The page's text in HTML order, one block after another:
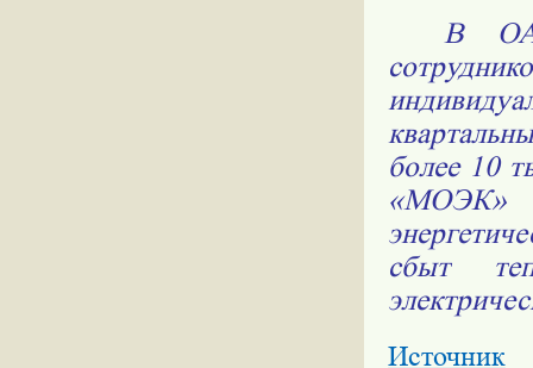
В
более 10
«МОЭК»
сбыт
Источник